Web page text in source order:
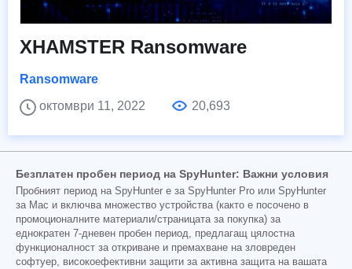
XHAMSTER Ransomware
Ransomware
октомври 11, 2022
20,693
Безплатен пробен период на SpyHunter: Важни условия
Пробният период на SpyHunter е за SpyHunter Pro или SpyHunter
за Mac и включва множество устройства (както е посочено в
промоционалните материали/страницата за покупка) за
еднократен 7-дневен пробен период, предлагащ цялостна
функционалност за откриване и премахване на зловреден
софтуер, високоефективни защити за активна защита на вашата